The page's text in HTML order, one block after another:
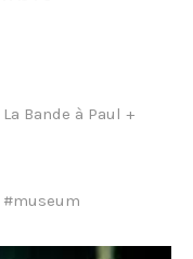
Bande à Paul +
#museum